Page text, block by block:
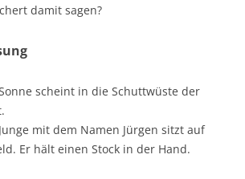
damit sagen?
scheint in die Schuttwüste der
mit dem Namen Jürgen sitzt auf
Er hält einen Stock in der Hand.